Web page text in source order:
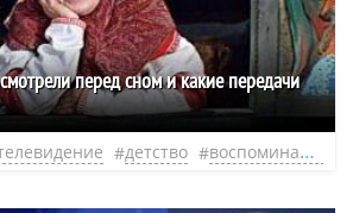
перед сном и какие передачи
детство воспоминания